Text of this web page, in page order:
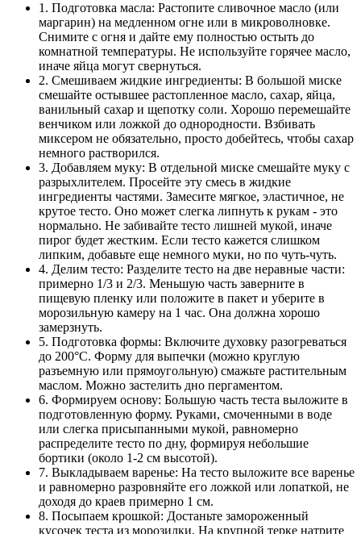
1. Подготовка масла: Растопите сливочное масло (или
маргарин) на медленном огне или в микроволновке.
Снимите с огня и дайте ему полностью остыть до
комнатной температуры. Не используйте горячее масло,
иначе яйца могут свернуться.
2. Смешиваем жидкие ингредиенты: В большой миске
смешайте остывшее растопленное масло, сахар, яйца,
ванильный сахар и щепотку соли. Хорошо перемешайте
венчиком или ложкой до однородности. Взбивать
миксером не обязательно, просто добейтесь, чтобы сахар
немного растворился.
3. Добавляем муку: В отдельной миске смешайте муку с
разрыхлителем. Просейте эту смесь в жидкие
ингредиенты частями. Замесите мягкое, эластичное, не
крутое тесто. Оно может слегка липнуть к рукам - это
нормально. Не забивайте тесто лишней мукой, иначе
пирог будет жестким. Если тесто кажется слишком
липким, добавьте еще немного муки, но по чуть-чуть.
4. Делим тесто: Разделите тесто на две неравные части:
примерно 1/3 и 2/3. Меньшую часть заверните в
пищевую пленку или положите в пакет и уберите в
морозильную камеру на 1 час. Она должна хорошо
замерзнуть.
5. Подготовка формы: Включите духовку разогреваться
до 200°C. Форму для выпечки (можно круглую
разъемную или прямоугольную) смажьте растительным
маслом. Можно застелить дно пергаментом.
6. Формируем основу: Большую часть теста выложите в
подготовленную форму. Руками, смоченными в воде
или слегка присыпанными мукой, равномерно
распределите тесто по дну, формируя небольшие
бортики (около 1-2 см высотой).
7. Выкладываем варенье: На тесто выложите все варенье
и равномерно разровняйте его ложкой или лопаткой, не
доходя до краев примерно 1 см.
8. Посыпаем крошкой: Достаньте замороженный
кусочек теста из морозилки. На крупной терке натрите